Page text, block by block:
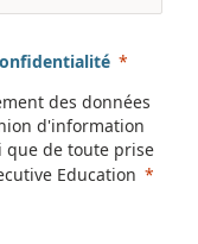
des données
d'information
que de toute prise
Education